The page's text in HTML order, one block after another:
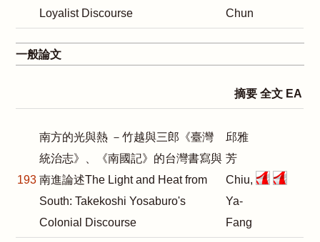
Loyalist Discourse
Chun
一般論文
摘要 全文 EA
193
南方的光與熱 －竹越與三郎《臺灣
統治志》、《南國記》的台灣書寫與
南進論述The Light and Heat from
South: Takekoshi Yosaburo's
Colonial Discourse
邱雅
芳
Chiu,
Ya-
Fang